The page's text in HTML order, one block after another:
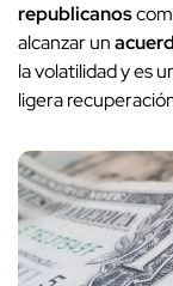
republicanos
alcanzar un
la volatilidad y es
ligera